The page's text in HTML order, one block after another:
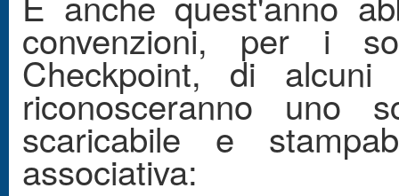
convenzioni, per i
Checkpoint, di
riconosceranno uno
scaricabile e
associativa: